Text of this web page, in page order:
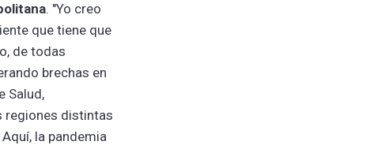
. "Yo creo
que tiene que
de todas
brechas en
Salud,
regiones distintas
la pandemia